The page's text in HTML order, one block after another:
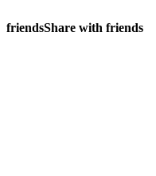
friendsShare with friends